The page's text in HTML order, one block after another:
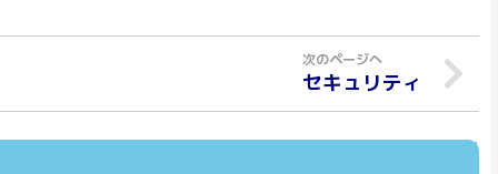
セキュリティ